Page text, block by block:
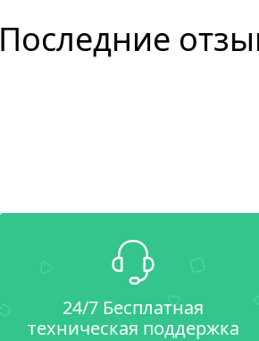
Последние
24/7 Бесплатная
техническая поддержка